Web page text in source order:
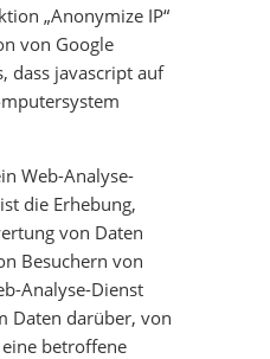
„Anonymize IP“
von Google
dass javascript auf
Web-Analyse-
die Erhebung,
von Daten
Besuchern von
Analyse-Dienst
Daten darüber, von
betroffene